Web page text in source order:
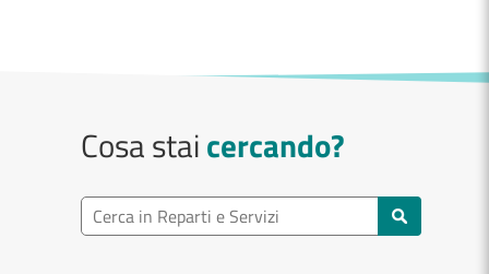
Cosa staicercando?
Ricerca reparto